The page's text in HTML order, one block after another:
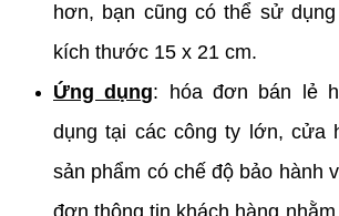
hơn, bạn cũng có thể sử
kích thước 15 x 21 cm.
Ứng dụng: hóa đơn bán lẻ
dụng tại các công ty lớn, cửa
sản phẩm có chế độ bảo hành